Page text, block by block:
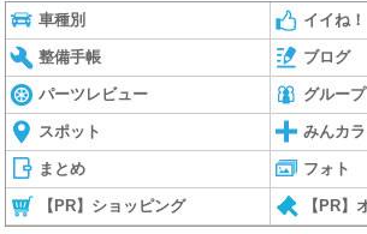
車種別 イイね！
整備手帳 ブログ
パーツレビュー グループ
スポット みんカラ
まとめ フォト
【PR】ショッピング 【PR】